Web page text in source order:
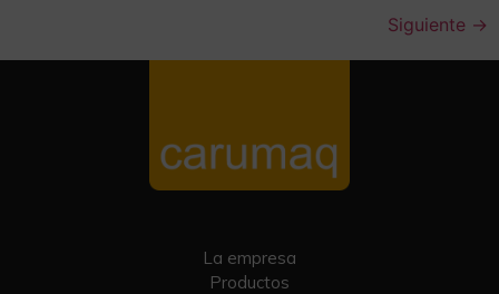
Siguiente →
La empresa
Productos